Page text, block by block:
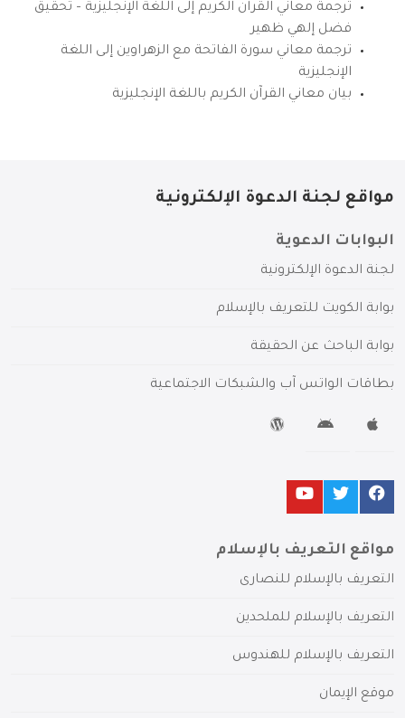
ترجمة معاني القرآن الكريم إلى اللغة الإنجليزية – تحقيق
فضل إلهي ظهير
ترجمة معاني سورة الفاتحة مع الزهراوين إلى اللغة
الإنجليزية
بيان معاني القرآن الكريم باللغة الإنجليزية
مواقع لجنة الدعوة الإلكترونية
البوابات الدعوية
لجنة الدعوة الإلكترونية
بوابة الكويت للتعريف بالإسلام
بوابة الباحث عن الحقيقة
بطاقات الواتس آب والشبكات الاجتماعية
مواقع التعريف بالإسلام
التعريف بالإسلام للنصارى
التعريف بالإسلام للملحدين
التعريف بالإسلام للهندوس
موقع الإيمان